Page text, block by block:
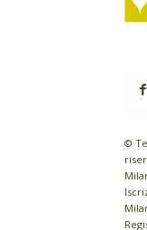
©